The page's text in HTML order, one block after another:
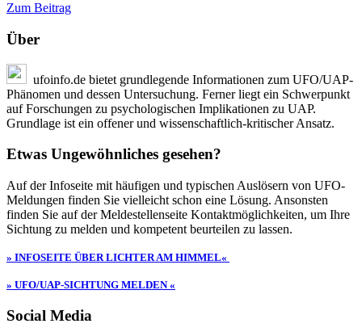
Zum Beitrag
Über
ufoinfo.de bietet grundlegende Informationen zum UFO/UAP-
Phänomen und dessen Untersuchung. Ferner liegt ein Schwerpunkt
auf Forschungen zu psychologischen Implikationen zu UAP.
Grundlage ist ein offener und wissenschaftlich-kritischer Ansatz.
Etwas Ungewöhnliches gesehen?
Auf der Infoseite mit häufigen und typischen Auslösern von UFO-
Meldungen finden Sie vielleicht schon eine Lösung. Ansonsten
finden Sie auf der Meldestellenseite Kontaktmöglichkeiten, um Ihre
Sichtung zu melden und kompetent beurteilen zu lassen.
» INFOSEITE ÜBER LICHTER AM HIMMEL«
» UFO/UAP-SICHTUNG MELDEN «
Social Media